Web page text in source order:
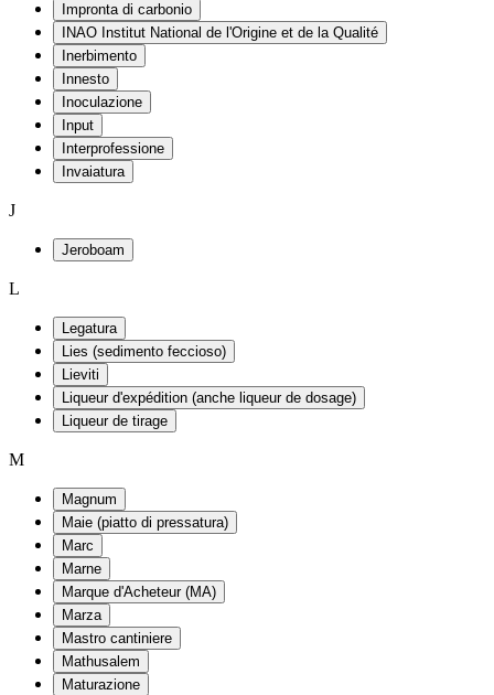
Impronta di carbonio
INAO Institut National de l'Origine et de la Qualité
Inerbimento
Innesto
Inoculazione
Input
Interprofessione
Invaiatura
J
Jeroboam
L
Legatura
Lies (sedimento feccioso)
Lieviti
Liqueur d'expédition (anche liqueur de dosage)
Liqueur de tirage
M
Magnum
Maie (piatto di pressatura)
Marc
Marne
Marque d'Acheteur (MA)
Marza
Mastro cantiniere
Mathusalem
Maturazione